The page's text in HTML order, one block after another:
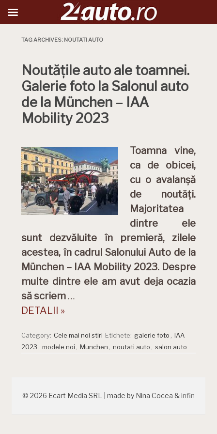
TAG ARCHIVES: NOUTATI AUTO
Noutățile auto ale toamnei.
Galerie foto la Salonul auto
de la München – IAA
Mobility 2023
Toamna vine,
ca de obicei,
cu o avalanșă
de noutăți.
Majoritatea
dintre ele
sunt dezvăluite în premieră, zilele
acestea, în cadrul Salonului Auto de la
München – IAA Mobility 2023. Despre
multe dintre ele am avut deja ocazia
să scriem …
DETALII »
Category: Cele mai noi stiri Etichete: galerie foto
IAA
2023
modele noi Munchen noutati auto salon auto
© 2026 Ecart Media SRL | made by Nina Cocea &infin